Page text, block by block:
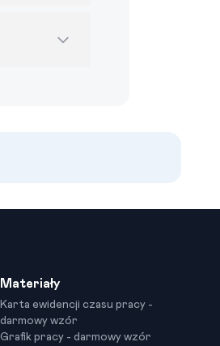
Materiały
Karta ewidencji czasu pracy -
darmowy wzór
Grafik pracy - darmowy wzór